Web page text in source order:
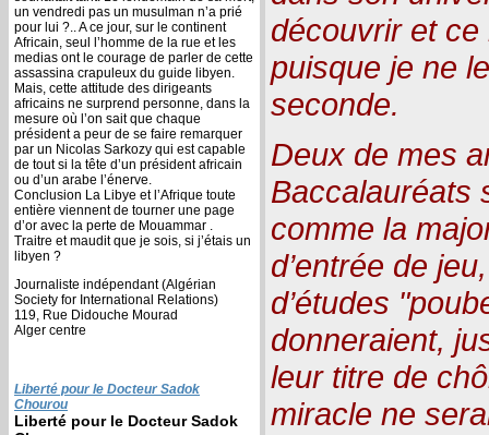
un vendredi pas un musulman n’a prié
pour lui ?.. A ce jour, sur le continent
Africain, seul l’homme de la rue et les
medias ont le courage de parler de cette
assassina crapuleux du guide libyen.
Mais, cette attitude des dirigeants
africains ne surprend personne, dans la
mesure où l’on sait que chaque
président a peur de se faire remarquer
par un Nicolas Sarkozy qui est capable
de tout si la tête d’un président africain
ou d’un arabe l’énerve.
Conclusion La Libye et l’Afrique toute
entière viennent de tourner une page
d’or avec la perte de Mouammar .
Traitre et maudit que je sois, si j’étais un
libyen ?
Journaliste indépendant (Algérian
Society for International Relations)
119, Rue Didouche Mourad
Alger centre
Liberté pour le Docteur Sadok
Chourou
Liberté pour le Docteur Sadok
découvrir et ce
puisque je ne
seconde.
Deux de mes
Baccalauréats
comme la
d’entrée de
d’études
donneraient,
leur titre de
miracle ne